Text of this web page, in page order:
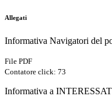
Allegati
Informativa Navigatori del
File PDF
Contatore click: 73
Informativa a